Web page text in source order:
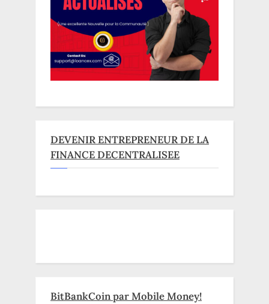
DEVENIR ENTREPRENEUR DE LA
FINANCE DECENTRALISEE
BitBankCoin par Mobile Money!